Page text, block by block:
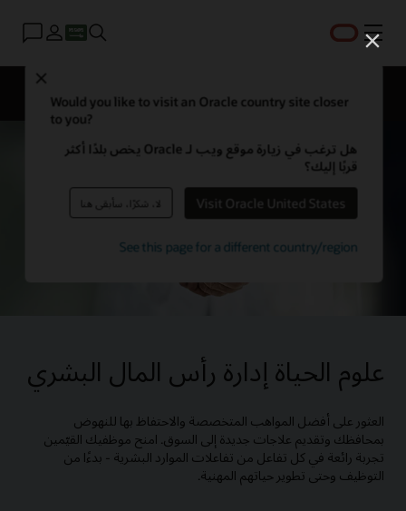
القائمة
Would you like to visit an Oracle country site closer
to you?
هل ترغب في زيارة موقع ويب لـ Oracle يخص بلدًا أكثر
قربًا إليك؟
Visit Oracle United States لا، شكرًا، سأبقى هنا
See this page for a different country/region
علوم الحياة إدارة رأس المال البشري
العثور على أفضل المواهب المتخصصة والاحتفاظ بها للنهوض
بمحافظك وتقديم علاجات جديدة إلى السوق. امنح موظفيك القيّمين
تجربة رائعة في كل تفاعل من تفاعلات الموارد البشرية - بدءًا من
التوظيف وحتى تطوير حياتهم المهنية.